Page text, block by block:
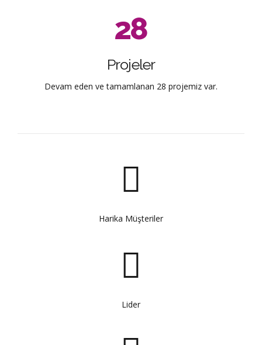
9
0
6
7
8
9
0
2
3
4
7
8
9
0
8
9
0
Projeler
Devam eden ve tamamlanan 28 projemiz var.
Harika Müşteriler
Lider